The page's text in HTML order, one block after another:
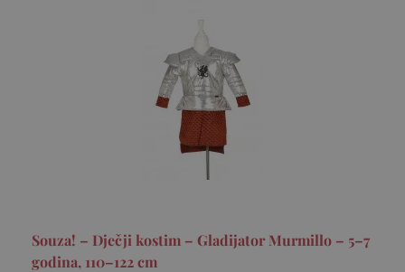
Souza! – Dječji kostim – Gladijator Murmillo – 5–7
godina, 110–122 cm